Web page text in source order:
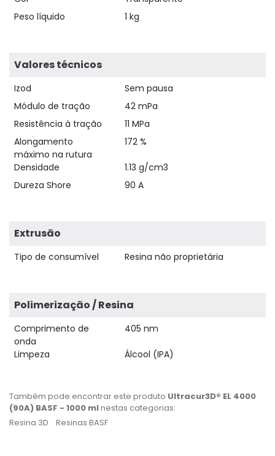
Peso líquido
1 kg
Valores técnicos
Izod
Sem pausa
Módulo de tração
42 mPa
Resistência à tração
11 MPa
Alongamento
máximo na rutura
172 %
Densidade
1.13 g/cm3
Dureza Shore
90 A
Extrusão
Tipo de consumível Resina não proprietária
Polimerização / Resina
Comprimento de
onda
405 nm
Limpeza Álcool (IPA)
Também pode encontrar este produto Ultracur3D® EL 4000
(90A) BASF - 1000 mlnestas categorias:
Resina 3D
Resinas BASF